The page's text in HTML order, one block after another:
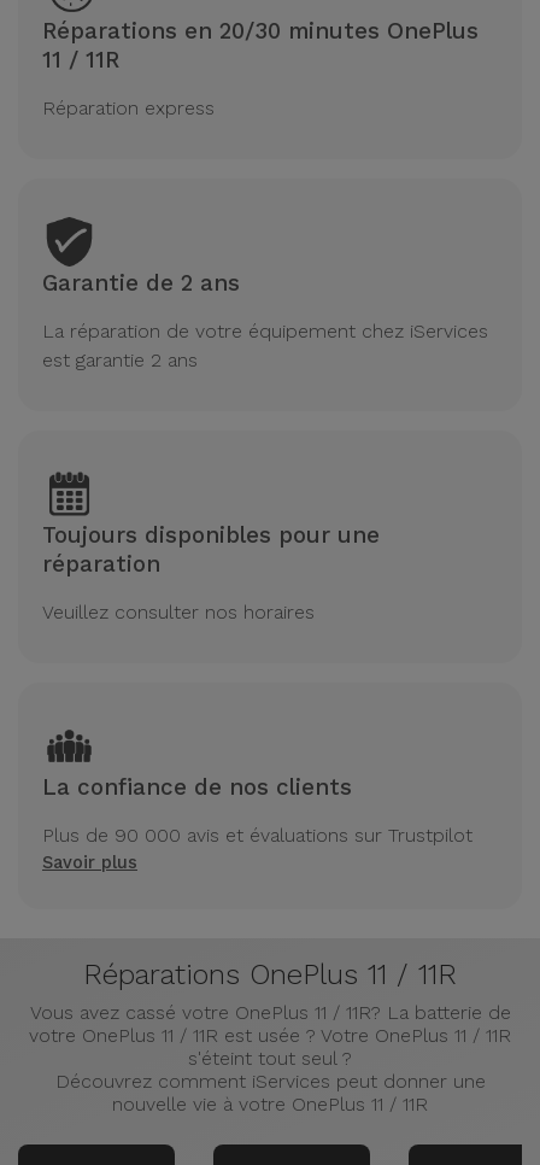
Réparations en 20/30 minutes OnePlus
11 / 11R
Réparation express
Garantie de 2 ans
La réparation de votre équipement chez iServices
est garantie 2 ans
Toujours disponibles pour une
réparation
Veuillez consulter nos horaires
La confiance de nos clients
Plus de 90 000 avis et évaluations sur Trustpilot
Savoir plus
Réparations OnePlus 11 / 11R
Vous avez cassé votre OnePlus 11 / 11R? La batterie de
votre OnePlus 11 / 11R est usée ? Votre OnePlus 11 / 11R
s'éteint tout seul ?
Découvrez comment iServices peut donner une
nouvelle vie à votre OnePlus 11 / 11R